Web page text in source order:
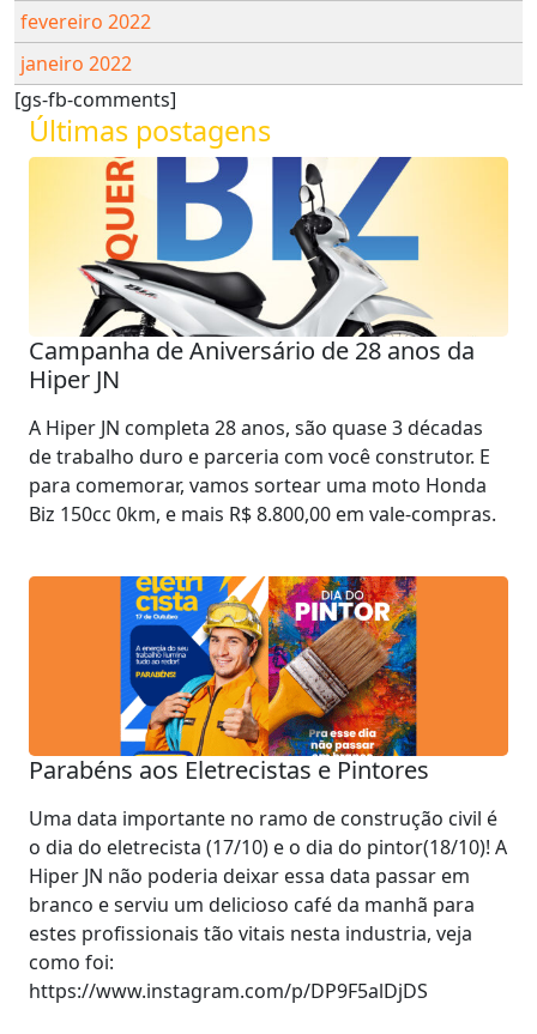
fevereiro 2022
janeiro 2022
[gs-fb-comments]
Últimas postagens
Campanha de Aniversário de 28 anos da
Hiper JN
A Hiper JN completa 28 anos, são quase 3 décadas
de trabalho duro e parceria com você construtor. E
para comemorar, vamos sortear uma moto Honda
Biz 150cc 0km, e mais R$ 8.800,00 em vale-compras.
Parabéns aos Eletrecistas e Pintores
Uma data importante no ramo de construção civil é
o dia do eletrecista (17/10) e o dia do pintor(18/10)! A
Hiper JN não poderia deixar essa data passar em
branco e serviu um delicioso café da manhã para
estes profissionais tão vitais nesta industria, veja
como foi:
https://www.instagram.com/p/DP9F5alDjDS